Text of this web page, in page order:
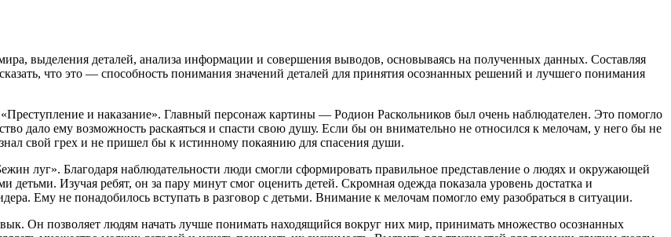
выделения деталей, анализа информации и совершения выводов, основываясь на полученных данных. Составляя
что это — способность понимания значений деталей для принятия осознанных решений и лучшего понимания
и наказание». Главный персонаж картины — Родион Раскольников был очень наблюдателен. Это помогло
дало ему возможность раскаяться и спасти свою душу. Если бы он внимательно не относился к мелочам, у него бы не
свой грех и не пришел бы к истинному покаянию для спасения души.
луг». Благодаря наблюдательности люди смогли сформировать правильное представление о людях и окружающей
детьми. Изучая ребят, он за пару минут смог оценить детей. Скромная одежда показала уровень достатка и
Ему не понадобилось вступать в разговор с детьми. Внимание к мелочам помогло ему разобраться в ситуации.
Он позволяет людям начать лучше понимать находящийся вокруг них мир, принимать множество осознанных